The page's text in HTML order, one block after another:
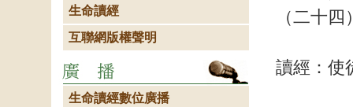
（二十四
讀經：使
生命讀經
互聯網版權聲明
生命讀經數位廣播